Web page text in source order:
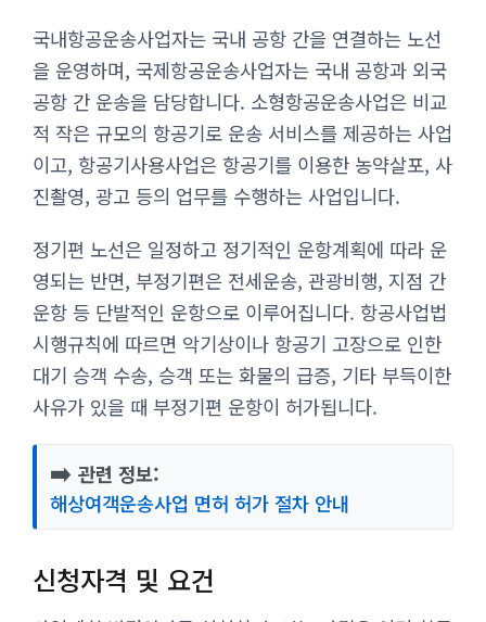
국내항공운송사업자는 국내 공항 간을 연결하는 노선
을 운영하며, 국제항공운송사업자는 국내 공항과 외국
공항 간 운송을 담당합니다. 소형항공운송사업은 비교
적 작은 규모의 항공기로 운송 서비스를 제공하는 사업
이고, 항공기사용사업은 항공기를 이용한 농약살포, 사
진촬영, 광고 등의 업무를 수행하는 사업입니다.
정기편 노선은 일정하고 정기적인 운항계획에 따라 운
영되는 반면, 부정기편은 전세운송, 관광비행, 지점 간
운항 등 단발적인 운항으로 이루어집니다. 항공사업법
시행규칙에 따르면 악기상이나 항공기 고장으로 인한
대기 승객 수송, 승객 또는 화물의 급증, 기타 부득이한
사유가 있을 때 부정기편 운항이 허가됩니다.
➡️ 관련 정보:
해상여객운송사업 면허 허가 절차 안내
신청자격 및 요건